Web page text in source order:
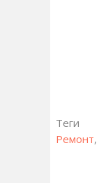
Теги
Ремонт,